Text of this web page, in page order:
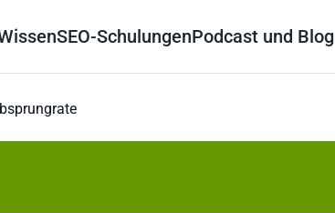
SEO-SchulungenPodcast und Blog